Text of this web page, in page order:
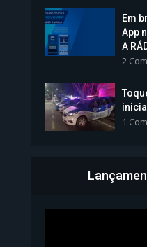
Vice-
tomará
1.101
Bahia
Em
App
A
2
1